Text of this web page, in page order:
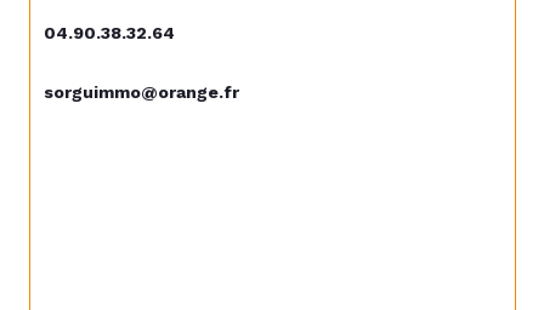
04.90.38.32.64
sorguimmo@orange.fr